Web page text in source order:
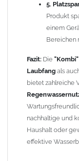
mehr) und beim
Regenwasser
Funktionsweise
Zum Leeren des
den Korb mit dem
Einfache Montage:
ca. 45cm aus
FERTIG!
5.
Produkt
einem
Bereichen
Fazit: Die
Laubfang als
bietet zahlreiche
nachhaltige und
Haushalt oder
effektive